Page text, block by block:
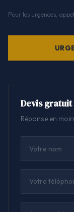
Pour les urgences,
Devis gratuit
Réponse en